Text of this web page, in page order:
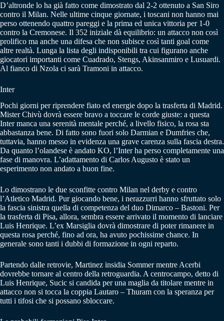
D’altronde lo ha già fatto come dimostrato dal 2-2 ottenuto a San Siro
contro il Milan. Nelle ultime cinque giornate, i toscani non hanno mai
perso ottenendo quattro pareggi e la prima ed unica vittoria per 1-0
contro la Cremonese. Il 352 iniziale dà equilibrio: un attacco non così
prolifico ma anche una difesa che non subisce così tanti goal come
altre realtà. Lunga la lista degli indisponibili tra cui figurano anche
giocatori importanti come Cuadrado, Stengs, Akinsanmiro e Lusuardi.
Al fianco di Nzola ci sarà Tramoni in attacco.
Inter
Pochi giorni per riprendere fiato ed energie dopo la trasferta di Madrid.
Mister Chivù dovrà essere bravo a toccare le corde giuste: a questa
Inter manca una serenità mentale perché, a livello fisico, la rosa sta
abbastanza bene. Di fatto sono fuori solo Darmian e Dumfries che,
tuttavia, hanno messo in evidenza una grave carenza sulla fascia destra.
Da quanto l’olandese è andato KO, l’Inter ha perso completamente una
fase di manovra. L’adattamento di Carlos Augusto è stato un
esperimento non andato a buon fine.
Lo dimostrano le due sconfitte contro Milan nel derby e contro
l’Atletico Madrid. Pur giocando bene, i nerazzurri hanno sfruttato solo
la fascia sinistra quella di competenza del duo Dimarco – Bastoni. Per
la trasferta di Pisa, allora, sembra essere arrivato il momento di lanciare
Luis Henrique. L’ex Marsiglia dovrà dimostrare di poter rimanere in
questa rosa perché, fino ad ora, ha avuto pochissime chance. In
generale sono tanti i dubbi di formazione in ogni reparto.
Partendo dalle retrovie, Martinez insidia Sommer mentre Acerbi
dovrebbe tornare al centro della retroguardia. A centrocampo, detto di
Luis Henrique, Sucic si candida per una maglia da titolare mentre in
attacco non si tocca la coppia Lautaro – Thuram con la speranza per
tutti i tifosi che si possano sbloccare.